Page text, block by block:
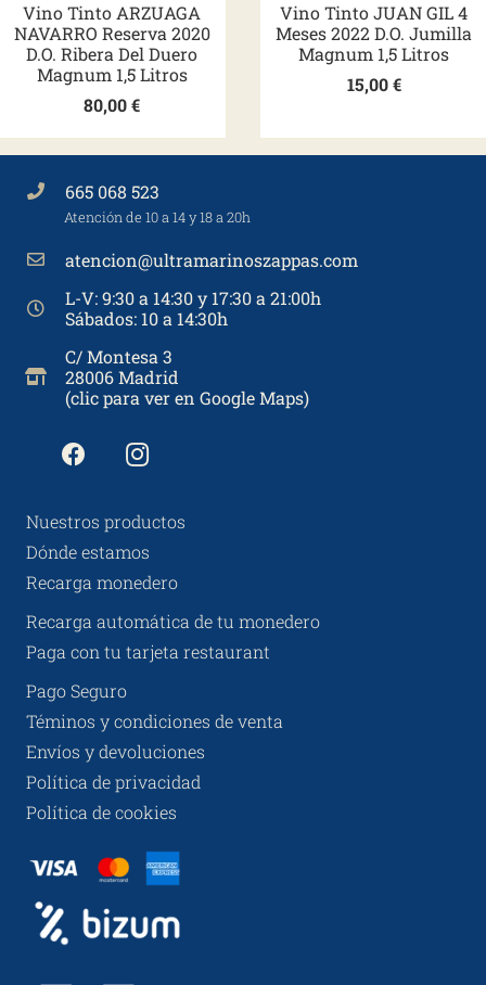
Vino Tinto ARZUAGA
NAVARRO Reserva 2020
D.O. Ribera Del Duero
Magnum 1,5 Litros
80,00€
Vino Tinto JUAN GIL 4
Meses 2022 D.O. Jumilla
Magnum 1,5 Litros
15,00€
665 068 523
Atención de 10 a 14 y 18 a 20h
atencion@ultramarinoszappas.com
L-V: 9:30 a 14:30 y 17:30 a 21:00h
Sábados: 10 a 14:30h
C/ Montesa 3
28006 Madrid
(clic para ver en Google Maps)
Nuestros productos
Dónde estamos
Recarga monedero
Recarga automática de tu monedero
Paga con tu tarjeta restaurant
Pago Seguro
Téminos y condiciones de venta
Envíos y devoluciones
Política de privacidad
Política de cookies